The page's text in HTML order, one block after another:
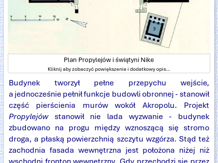
Plan Propylejów i świątyni Nike
Kliknij aby zobaczyć powiększenie i dodatkowy opis...
Budynek tworzył pełne przepychu wejście,
a jednocześnie pełnił funkcje budowli obronnej - stanowił
część pierścienia murów wokół Akropolu. Projekt
Propylejówstanowił nie lada wyzwanie - budynek
zbudowano na progu między wznoszącą się stromo
droga, a płaską powierzchnią szczytu wzgórza. Stąd też
zachodnia fasada wewnętrzna jest położona niżej niż